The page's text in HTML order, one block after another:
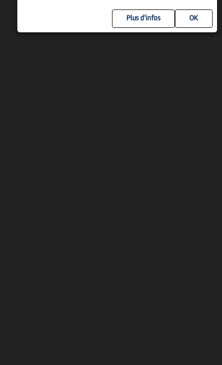
Plus d'infos